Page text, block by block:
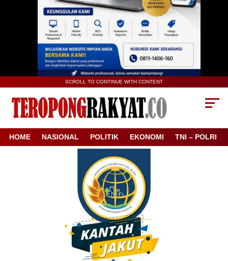
SCROLL TO CONTINUE WITH CONTENT
HOME NASIONAL POLITIK EKONOMI TNI – POLRI